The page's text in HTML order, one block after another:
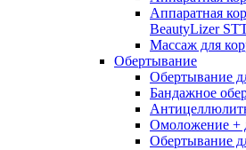
Аппаратная
BeautyLizer
Массаж для
Обертывание
Обертывание
Бандажное
Омоложение +
Обертывание